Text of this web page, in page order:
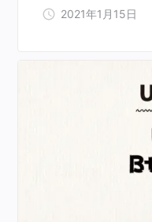
2021年1月15日